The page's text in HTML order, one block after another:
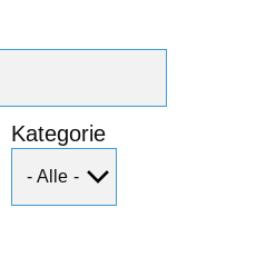
Kategorie